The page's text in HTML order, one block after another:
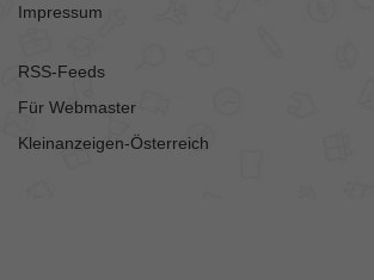
Impressum
RSS-Feeds
Für Webmaster
Kleinanzeigen-Österreich